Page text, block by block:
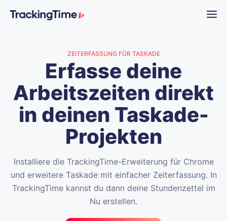
ZEITERFASSUNG FÜR TASKADE
Erfasse deine
Arbeitszeiten direkt
in deinen Taskade-
Projekten
Installiere die TrackingTime-Erweiterung für Chrome
und erweitere Taskade mit einfacher Zeiterfassung. In
TrackingTime kannst du dann deine Stundenzettel im
Nu erstellen.